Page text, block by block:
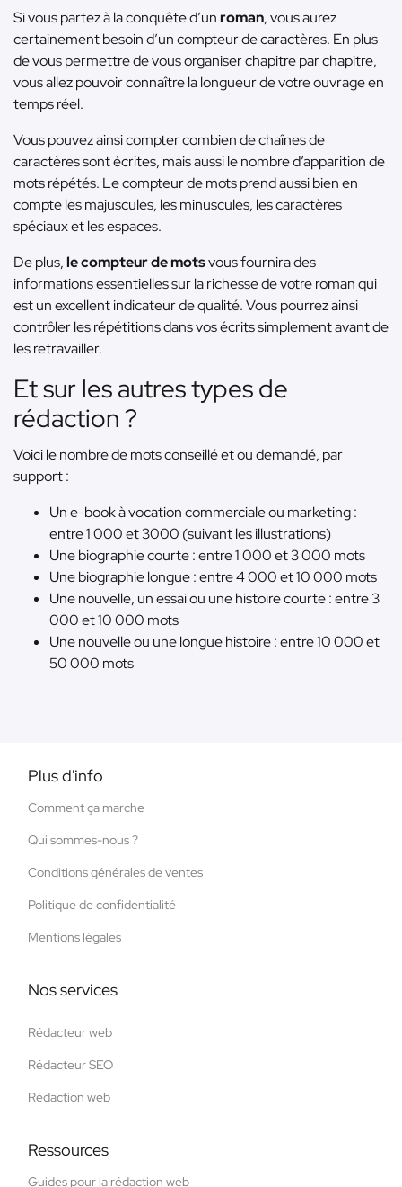
Si vous partez à la conquête d’unroman, vous aurez
certainement besoin d’un compteur de caractères. En plus
de vous permettre de vous organiser chapitre par chapitre,
vous allez pouvoir connaître la longueur de votre ouvrage en
temps réel.
Vous pouvez ainsi compter combien de chaînes de
caractères sont écrites, mais aussi le nombre d’apparition de
mots répétés. Le compteur de mots prend aussi bien en
compte les majuscules, les minuscules, les caractères
spéciaux et les espaces.
De plus,le compteur de motsvous fournira des
informations essentielles sur la richesse de votre roman qui
est un excellent indicateur de qualité. Vous pourrez ainsi
contrôler les répétitions dans vos écrits simplement avant de
les retravailler.
Et sur les autres types de
rédaction ?
Voici le nombre de mots conseillé et ou demandé, par
support :
Un e-book à vocation commerciale ou marketing :
entre 1 000 et 3000 (suivant les illustrations)
Une biographie courte : entre 1 000 et 3 000 mots
Une biographie longue : entre 4 000 et 10 000 mots
Une nouvelle, un essai ou une histoire courte : entre 3
000 et 10 000 mots
Une nouvelle ou une longue histoire : entre 10 000 et
50 000 mots
Plus d'info
Comment ça marche
Qui sommes-nous ?
Conditions générales de ventes
Politique de confidentialité
Mentions légales
Nos services
Rédacteur web
Rédacteur SEO
Rédaction web
Ressources
Guides pour la rédaction web